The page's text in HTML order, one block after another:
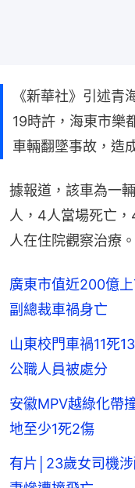
《新華社》引述青
19時許，海東市樂
車輛翻墜事故，造
據報道，該車為一
人，4人當場死亡
人在住院觀察治療。
廣東市值近200億
副總裁車禍身亡
山東校門車禍11死
公職人員被處分
安徽MPV越綠化帶
地至少1死2傷
有片│23歲女司機